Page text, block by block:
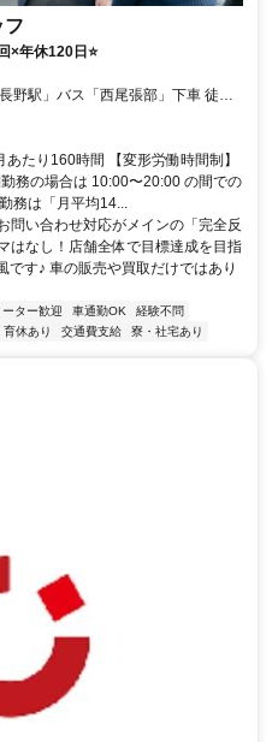
フ
×年休120日⭐
野駅」バス「西尾張部」下車 徒歩2
たり160時間 【変形労働時間制】
務の場合は 10:00〜20:00 の間での
務は「月平均14...
問い合わせ対応がメインの「完全反
はなし！店舗全体で目標達成を目指
す♪ 車の販売や買取だけではあり
ーター歓迎 車通勤OK
経験不問
育休あり 交通費支給 寮・社宅あり